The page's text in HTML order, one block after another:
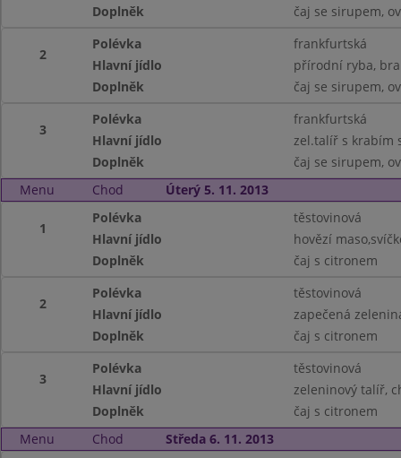
Doplněk
čaj se sirupem,
2
Polévka
frankfurtská
Hlavní jídlo
přírodní ryba,
Doplněk
čaj se sirupem,
3
Polévka
frankfurtská
Hlavní jídlo
zel.talíř s krabím
Doplněk
čaj se sirupem,
Menu
Chod Úterý 5. 11. 2013
1
Polévka
těstovinová
Hlavní jídlo
hovězí
Doplněk
čaj s citronem
2
Polévka
těstovinová
Hlavní jídlo
zapečená
Doplněk
čaj s citronem
3
Polévka
těstovinová
Hlavní jídlo
zeleninový talíř,
Doplněk
čaj s citronem
Menu
Chod Středa 6. 11. 2013